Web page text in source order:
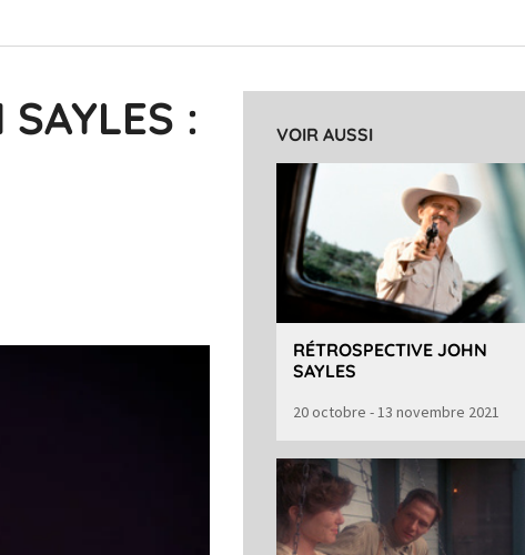
:
VOIR AUSSI
RÉTROSPECTIVE JOHN
SAYLES
20 octobre - 13 novembre 2021